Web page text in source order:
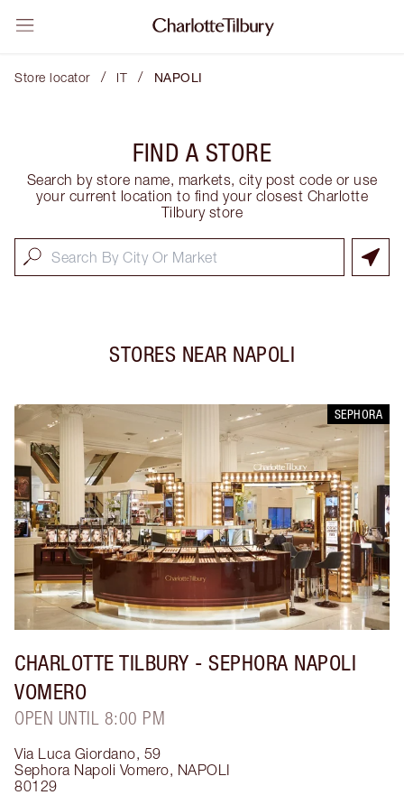
Store locator / IT / NAPOLI
FIND A STORE
Search by store name, markets, city post code or use
your current location to find your closest Charlotte
Tilbury store
STORES NEAR NAPOLI
SEPHORA
CHARLOTTE TILBURY - SEPHORA NAPOLI
VOMERO
OPEN UNTIL 8:00 PM
Via Luca Giordano, 59
Sephora Napoli Vomero, NAPOLI
80129